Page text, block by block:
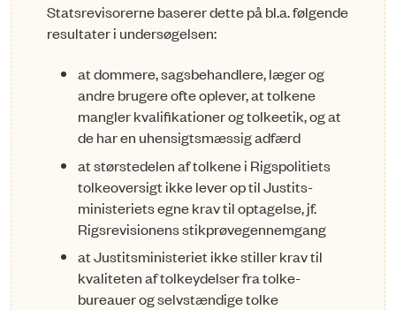
Statsrevisorerne baserer dette på bl.a. følgende
resultater i undersøgelsen:
at dommere, sagsbehandlere, læger og
andre brugere ofte oplever, at tolkene
mangler kvalifikationer og tolkeetik, og at
de har en uhensigtsmæssig adfærd
at størstedelen af tolkene i Rigspolitiets
tolkeoversigt ikke lever op til Justits­
ministeriets egne krav til optagelse, jf.
Rigsrevisionens stikprøvegennemgang
at Justitsministeriet ikke stiller krav til
kvaliteten af tolkeydelser fra tolke­
bureauer og selvstændige tolke